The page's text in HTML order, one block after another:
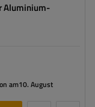
Aluminium-
am10. August